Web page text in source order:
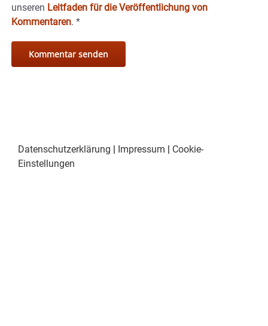
unseren Leitfaden für die Veröffentlichung von
Kommentaren. *
Datenschutzerklärung Impressum
Cookie-
Einstellungen